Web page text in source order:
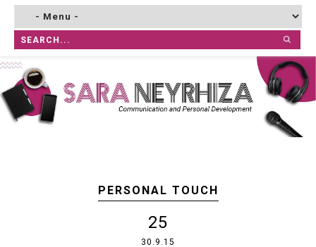
PERSONAL TOUCH
25
30.9.15